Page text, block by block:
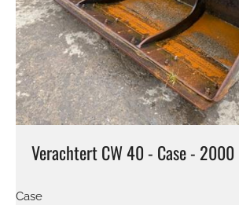
Verachtert CW 40 - Case -
Case